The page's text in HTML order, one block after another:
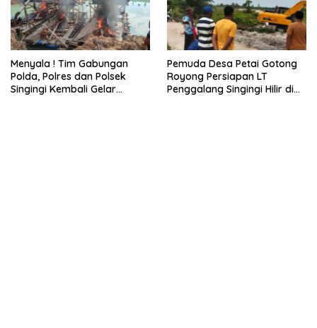
Menyala ! Tim Gabungan
Polda, Polres dan Polsek
Singingi Kembali Gelar
Pemuda Desa Petai Gotong
Royong Persiapan LT
Penggalang Singingi Hilir di